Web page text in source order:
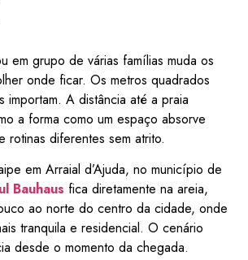
em grupo de várias famílias muda os
onde ficar. Os metros quadrados
importam. A distância até a praia
a forma como um espaço absorve
rotinas diferentes sem atrito.
em Arraial d’Ajuda, no município de
Bauhaus fica diretamente na areia,
ao norte do centro da cidade, onde
tranquila e residencial. O cenário
desde o momento da chegada.